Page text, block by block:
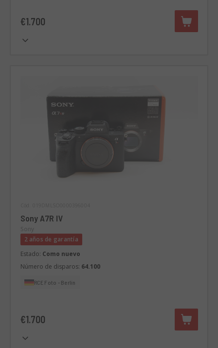
€1.700
Sony A7R IV
2 años de garantía
Estado: Como nuevo
Número de disparos: 64.100
RCE Foto - Berlin
€1.700